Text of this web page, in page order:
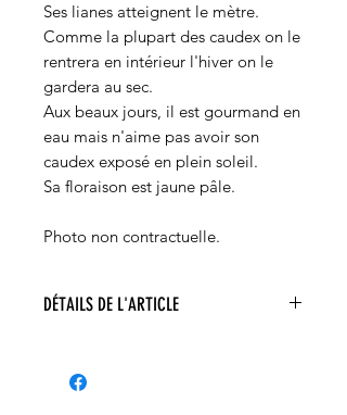
Ses lianes atteignent le mètre.
Comme la plupart des caudex on le
rentrera en intérieur l'hiver on le
gardera au sec.
Aux beaux jours, il est gourmand en
eau mais n'aime pas avoir son
caudex exposé en plein soleil.
Sa floraison est jaune pâle.
Photo non contractuelle.
DÉTAILS DE L'ARTICLE